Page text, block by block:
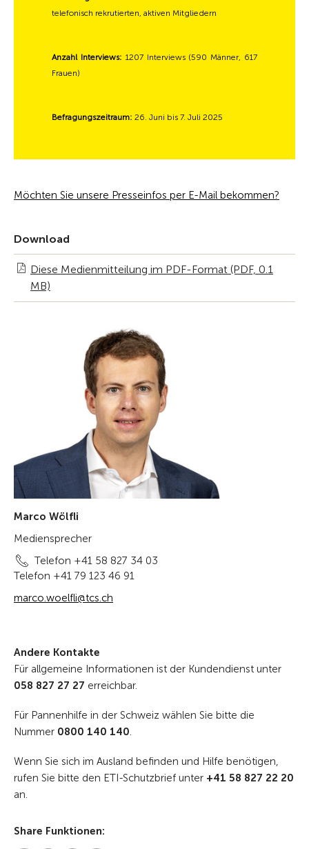
telefonisch rekrutierten, aktiven Mitgliedern
Anzahl Interviews: 1207 Interviews (590 Männer, 617
Frauen)
Befragungszeitraum: 26. Juni bis 7. Juli 2025
Möchten Sie unsere Presseinfos per E-Mail bekommen?
Download
Diese Medienmitteilung im PDF-Format (PDF, 0.1
MB)
Marco Wölfli
Mediensprecher
Telefon +41 58 827 34 03
Telefon +41 79 123 46 91
marco.woelfli@tcs.ch
Andere Kontakte
Für allgemeine Informationen ist der Kundendienst unter
058 827 27 27 erreichbar.
Für Pannenhilfe in der Schweiz wählen Sie bitte die
Nummer 0800 140 140.
Wenn Sie sich im Ausland befinden und Hilfe benötigen,
rufen Sie bitte den ETI-Schutzbrief unter +41 58 827 22 20
an.
Share Funktionen: